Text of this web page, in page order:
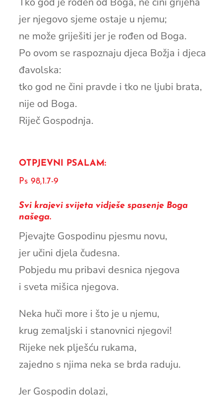
jer njegovo sjeme ostaje u njemu;
ne može griješiti jer je rođen od Boga.
Po ovom se raspoznaju djeca Božja i djeca
đavolska:
tko god ne čini pravde i tko ne ljubi brata,
nije od Boga.
Riječ Gospodnja.
OTPJEVNI PSALAM:
Ps 98,1.7-9
Svi krajevi svijeta vidješe spasenje Boga
našega.
Pjevajte Gospodinu pjesmu novu,
jer učini djela čudesna.
Pobjedu mu pribavi desnica njegova
i sveta mišica njegova.
Neka huči more i što je u njemu,
krug zemaljski i stanovnici njegovi!
Rijeke nek plješću rukama,
zajedno s njima neka se brda raduju.
Jer Gospodin dolazi,